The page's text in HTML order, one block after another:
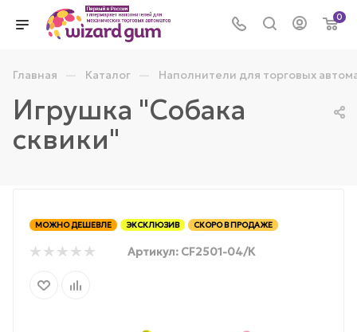
0
Главная — Каталог — Наполнители для торговых
Игрушка "Собака
сквики"
МОЖНО ДЕШЕВЛЕ ЭКСКЛЮЗИВ СКОРО В ПРОДАЖЕ
Артикул: CF2501-04/К